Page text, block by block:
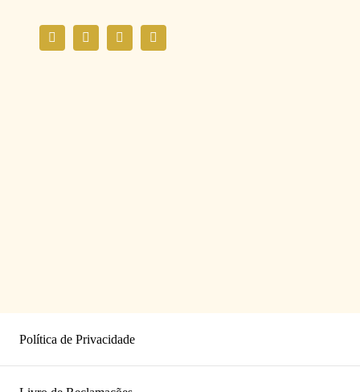
Política de Privacidade